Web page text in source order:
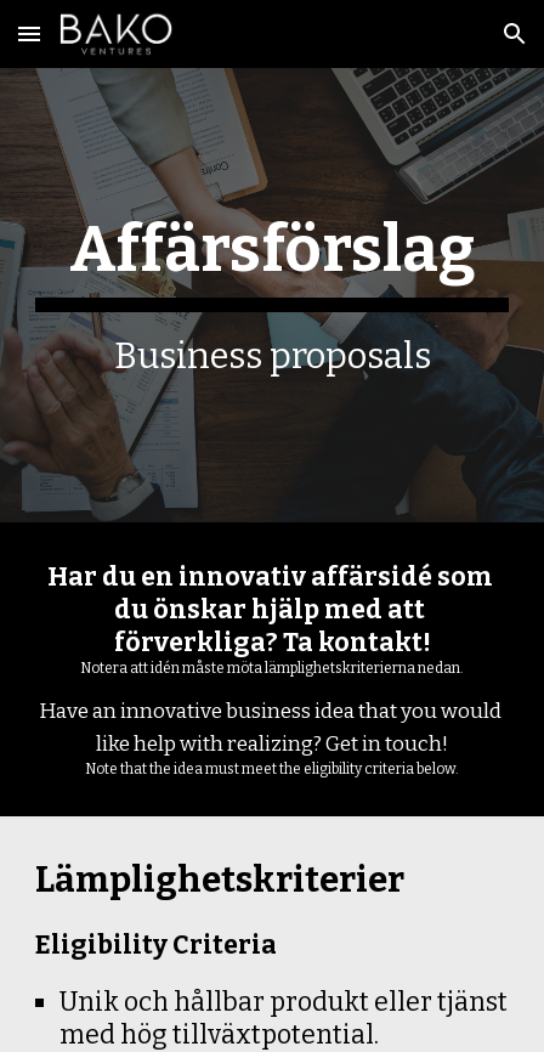
Skip to main content Skip to navigation
Affärsförslag
Business proposals
Har du en innovativ affärsidé som
du önskar hjälp med att
förverkliga? Ta kontakt!
Notera att idén måste möta lämplighetskriterierna nedan.
Have an innovative business idea that you would
like help with realizing? Get in touch!
Note that the idea must meet the eligibility criteria below.
Lämplighetskriterier
Eligibility Criteria
Unik och hållbar produkt eller tjänst
med hög tillväxtpotential.